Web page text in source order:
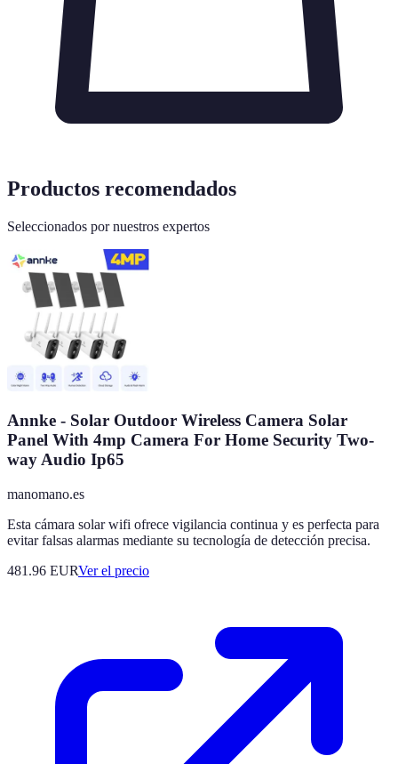
Productos recomendados
Seleccionados por nuestros expertos
Annke - Solar Outdoor Wireless Camera Solar
Panel With 4mp Camera For Home Security Two-
way Audio Ip65
manomano.es
Esta cámara solar wifi ofrece vigilancia continua y es perfecta para
evitar falsas alarmas mediante su tecnología de detección precisa.
481.96 EURVer el precio